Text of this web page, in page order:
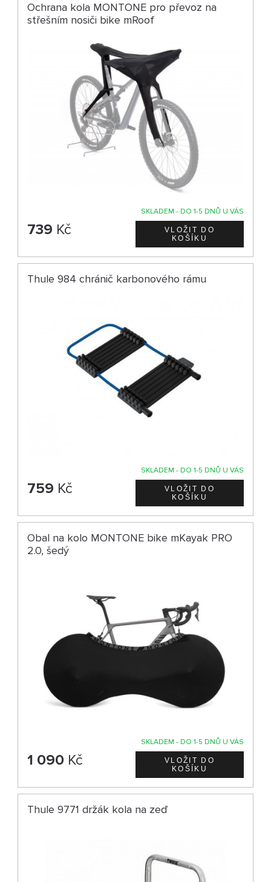
Ochrana kola MONTONE pro převoz na
střešním nosiči bike mRoof
SKLADEM - DO 1-5 DNŮ U VÁS
739 Kč
Thule 984 chránič karbonového rámu
SKLADEM - DO 1-5 DNŮ U VÁS
759 Kč
Obal na kolo MONTONE bike mKayak PRO
2.0, šedý
SKLADEM - DO 1-5 DNŮ U VÁS
1 090 Kč
Thule 9771 držák kola na zeď